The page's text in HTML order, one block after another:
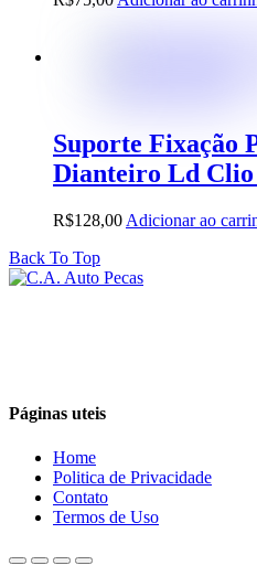
Suporte Fixação
Dianteiro Ld
R$128,00 Adicionar ao
Back To Top
Páginas uteis
Home
Politica de Privacidade
Contato
Termos de Uso